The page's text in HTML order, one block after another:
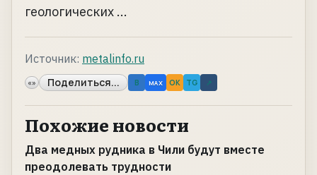
геологических ...
Источник: metalinfo.ru
«» Поделиться... B MAX OK TG ↗
Похожие новости
Два медных рудника в Чили будут вместе
преодолевать трудности